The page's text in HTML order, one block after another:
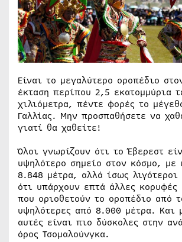
Είναι το μεγαλύτερο οροπέδιο
έκταση περίπου 2,5 εκατομμύρια
χιλιόμετρα, πέντε φορές το
Γαλλίας. Μην προσπαθήσετε να
γιατί θα χαθείτε!
Όλοι γνωρίζουν ότι το Έβερεστ
υψηλότερο σημείο στον κόσμο, με
8.848 μέτρα, αλλά ίσως λιγότεροι
ότι υπάρχουν επτά άλλες κορυφές
που οριοθετούν το οροπέδιο από
υψηλότερες από 8.000 μέτρα. Και
αυτές είναι πιο δύσκολες στην
όρος Τσομαλούνγκα.